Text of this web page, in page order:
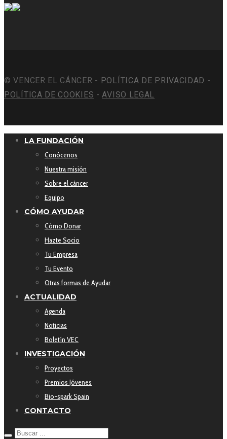
© VENCER EL CÁNCER - POLÍTICA DE PRIVACIDAD -
POLÍTICA DE COOKIES -AVISO LEGAL
LA FUNDACIÓN
Conócenos
Nuestra misión
Sobre el cáncer
Equipo
CÓMO AYUDAR
Cómo Donar
Hazte Socio
Tu Empresa
Tu Evento
Otras formas de Ayudar
ACTUALIDAD
Agenda
Noticias
Boletín VEC
INVESTIGACIÓN
Proyectos
Premios Jóvenes
Bio-spark Spain
CONTACTO